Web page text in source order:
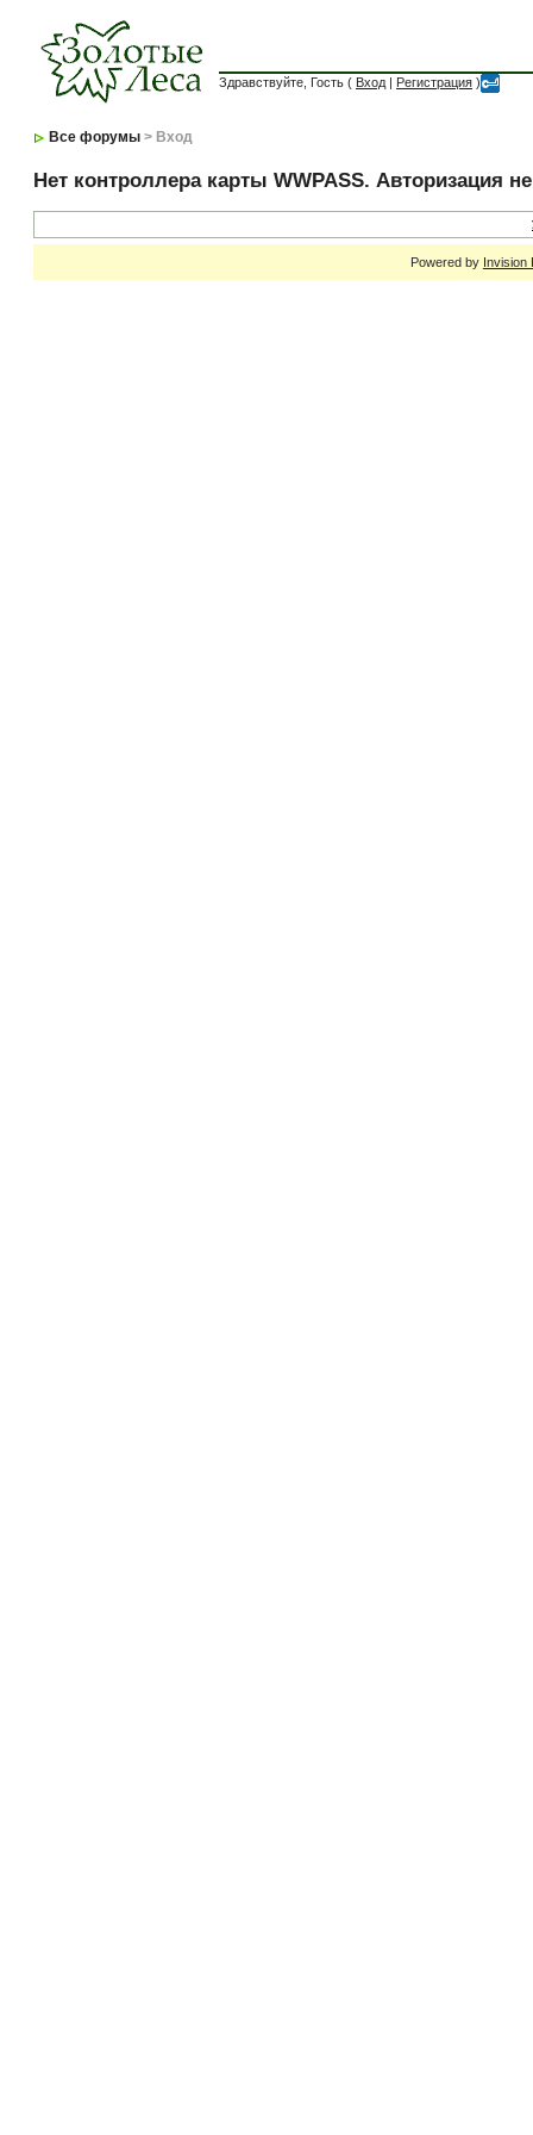
Здравствуйте, Гость ( Вход | Регистрация )
Все форумы > Вход
Нет контроллера карты WWPASS. Авторизация
Powered by Invision